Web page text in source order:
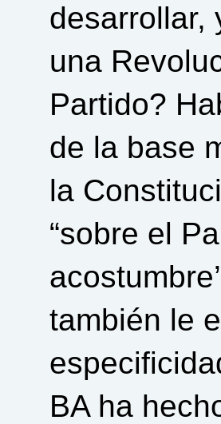
desarrollar,
una
Partido?
de la base
la
“sobre el
también le
BA ha